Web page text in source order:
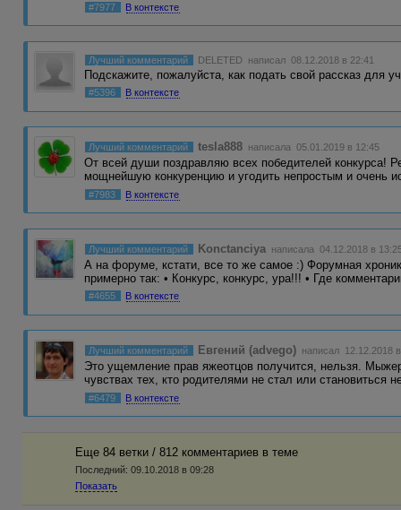
#7977 В контексте
Лучший комментарий DELETED написал 08.12.2018 в 22:41
Подскажите, пожалуйста, как подать свой рассказ для
#5396 В контексте
Лучший комментарий tesla888 написала 05.01.2019 в 12:45
От всей души поздравляю всех победителей конкурса!
мощнейшую конкуренцию и угодить непростым и очень
#7983 В контексте
Лучший комментарий Konctanciya написала 04.12.2018 в
А на форуме, кстати, все то же самое :) Форумная
примерно так: • Конкурс, конкурс, ура!!! • Где
#4655 В контексте
Лучший комментарий Евгений (advego) написал 12.12.2018
Это ущемление прав яжеотцов получится, нельзя.
чувствах тех, кто родителями не стал или становиться
#6479 В контексте
Еще 84 ветки / 812 комментариев в темe
Последний: 09.10.2018 в 09:28
Показать